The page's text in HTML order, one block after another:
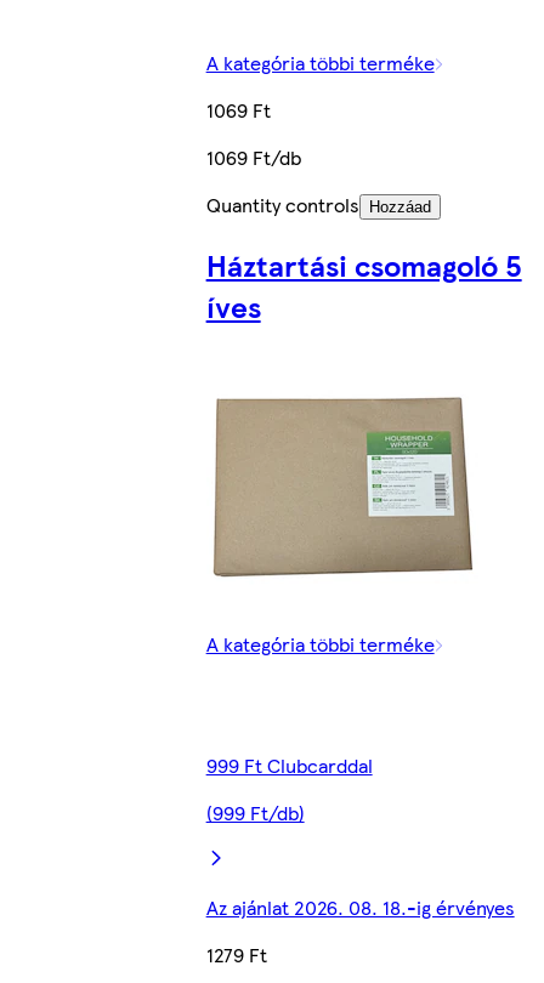
A kategória többi terméke
1069 Ft
1069 Ft/db
Quantity controls
Hozzáad
Háztartási csomagoló 5
íves
A kategória többi terméke
999 Ft Clubcarddal
(999 Ft/db)
Az ajánlat 2026. 08. 18.-ig érvényes
1279 Ft